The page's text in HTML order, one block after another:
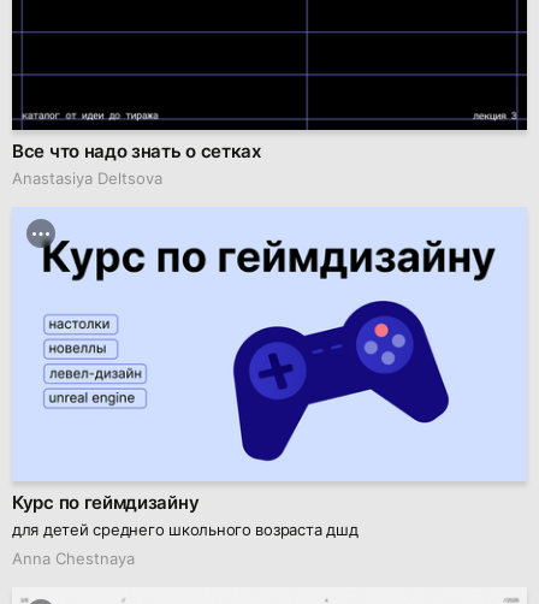
Все что надо знать о сетках
Anastasiya Deltsova
Курс по геймдизайну
для детей среднего школьного возраста дшд
Anna Chestnaya